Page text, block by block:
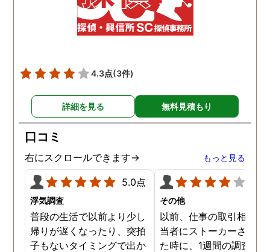
4.3点(3件)
詳細を見る 無料見積もり
口コミ
右にスクロールできます→ もっと見る
5.0点
浮気調査
普段の生活で以前より少し
帰りが遅くなったり、突拍
子もないタイミングで出か
その他
以前、仕事の取引相手の
当者にストーカーされて
た時に、1週間の調査依頼